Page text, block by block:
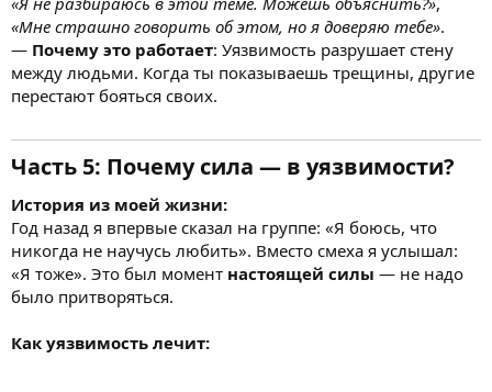
«Мне страшно говорить об этом, но я доверяю тебе».
— Почему это работает: Уязвимость разрушает стену
между людьми. Когда ты показываешь трещины, другие
перестают бояться своих.
Часть 5: Почему сила — в уязвимости?
История из моей жизни:
Год назад я впервые сказал на группе: «Я боюсь, что
никогда не научусь любить». Вместо смеха я услышал:
«Я тоже». Это был момент настоящей силы — не надо
было притворяться.
Как уязвимость лечит: